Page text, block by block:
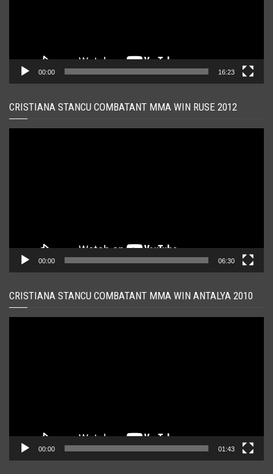
00:00 16:23
CRISTIANA STANCU COMBATANT MMA WIN RUSE 2012
00:00 06:30
CRISTIANA STANCU COMBATANT MMA WIN ANTALYA 2010
00:00 01:43